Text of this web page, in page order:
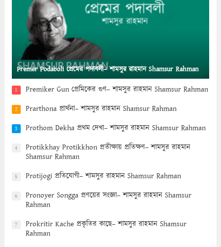
Premer Podaboli প্রেমের পদাবলী– শামসুর রাহমান Shamsur Rahman
1 Premiker Gun প্রেমিকের গুণ– শামসুর রাহমান Shamsur Rahman
2 Prarthona প্রার্থনা– শামসুর রাহমান Shamsur Rahman
3 Prothom Dekha প্রথম দেখা– শামসুর রাহমান Shamsur Rahman
4
Protikkhay Protikkhon প্রতীক্ষায় প্রতিক্ষণ– শামসুর রাহমান
Shamsur Rahman
5 Protijogi প্রতিযোগী– শামসুর রাহমান Shamsur Rahman
6
Pronoyer Songga প্রণয়ের সংজ্ঞা– শামসুর রাহমান Shamsur
Rahman
7
Prokritir Kache প্রকৃতির কাছে– শামসুর রাহমান Shamsur
Rahman